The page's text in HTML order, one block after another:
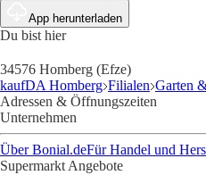
App herunterladen
Du bist hier
34576 Homberg (Efze)
kaufDA Homberg Filialen Garten
Adressen & Öffnungszeiten
Unternehmen
Über Bonial.deFür Handel und
Supermarkt Angebote